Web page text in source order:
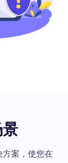
方案，使您在